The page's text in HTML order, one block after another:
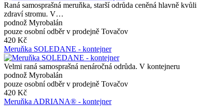
Raná samosprašná meruňka, starší odrůda ceněná hlavně kvůli
zdraví stromu. V…
podnož Myrobalán
pouze osobní odběr v prodejně Tovačov
420 Kč
Meruňka SOLEDANE - kontejner
Velmi raná samosprašná nenáročná odrůda. V kontejneru
podnož Myrobalán
pouze osobní odběr v prodejně Tovačov
420 Kč
Meruňka ADRIANA® - kontejner